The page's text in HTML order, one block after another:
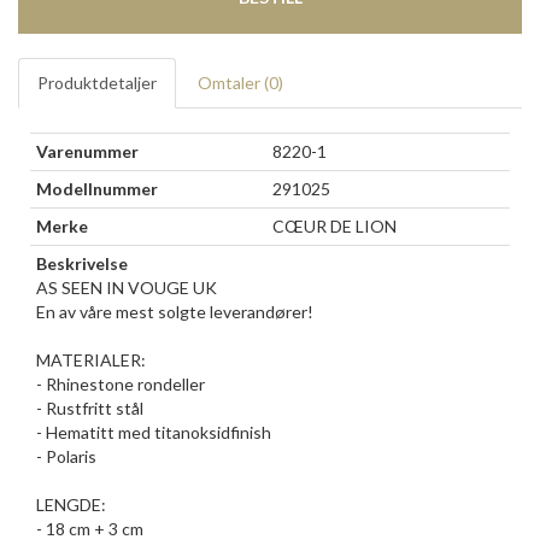
Produktdetaljer Omtaler (0)
Varenummer
8220-1
Modellnummer
291025
Merke
CŒUR DE LION
Beskrivelse
AS SEEN IN VOUGE UK
En av våre mest solgte leverandører!
MATERIALER:
- Rhinestone rondeller
- Rustfritt stål
- Hematitt med titanoksidfinish
- Polaris
LENGDE:
- 18 cm + 3 cm